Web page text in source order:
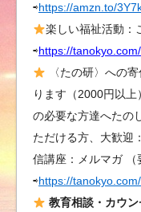
届
い
い
す、
あ
り
が
と
う
⇨https://amzn.to/
楽しい福祉活動：
⇨https://
〈たの研〉への
ります（2000円以
の必要な方達へたの
ただける方、大歓迎：
信講座：メルマガ （
⇨https://
教育相談・カウ